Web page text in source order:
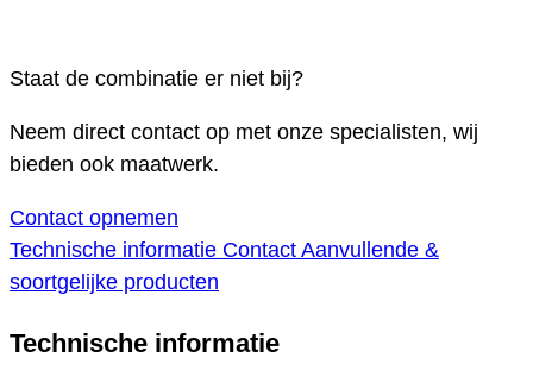
Staat de combinatie er niet bij?
Neem direct contact op met onze specialisten, wij
bieden ook maatwerk.
Contact opnemen
Technische informatie Contact Aanvullende &
soortgelijke producten
Technische informatie